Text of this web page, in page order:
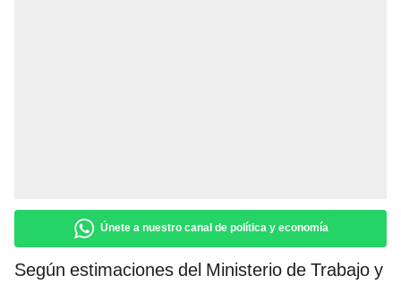
Únete a nuestro canal de política y economía
Según estimaciones del Ministerio de Trabajo y